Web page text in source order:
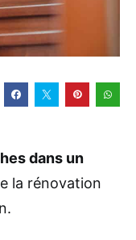
dans un
la rénovation